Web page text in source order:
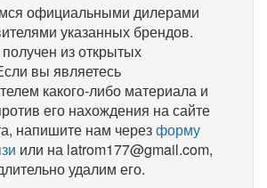
официальными дилерами
указанных брендов.
из открытых
вы являетесь
какого-либо материала и
его нахождения на сайте
напишите нам черезформу
или на latrom177@gmail.com,
удалим его.